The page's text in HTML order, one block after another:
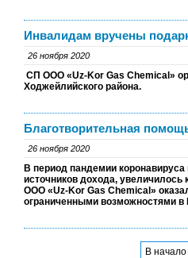
Инвалидам вручены
26 ноября 2020
СП ООО «Uz-Kor Gas Chemical»
Ходжейлийского района.
Благотворительная
26 ноября 2020
В период пандемии коронавируса
источников дохода,
ООО «Uz-Kor Gas Chemical »
ограниченными возможностями в
В начало